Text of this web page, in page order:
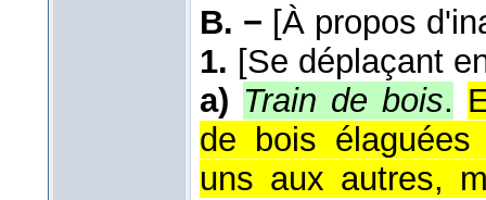
B. − [À propos
1. [Se déplaçant
a) Train de bois.
de bois
uns aux autres,